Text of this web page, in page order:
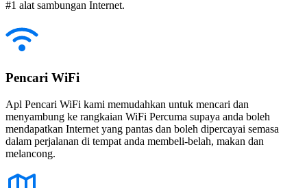
#1 alat sambungan Internet.
Pencari WiFi
Apl Pencari WiFi kami memudahkan untuk mencari dan
menyambung ke rangkaian WiFi Percuma supaya anda boleh
mendapatkan Internet yang pantas dan boleh dipercayai semasa
dalam perjalanan di tempat anda membeli-belah, makan dan
melancong.